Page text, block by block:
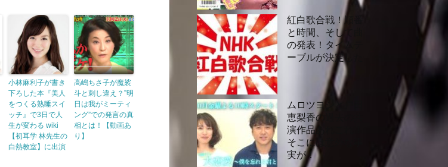
小林麻利子が書き
下ろした本『美人
をつくる熟睡スイ
ッチ』で3日で人
生が変わる wiki
【初耳学 林先生の
白熱教室】に出演
高嶋ちさ子が魔裟
斗と刺し違え？”明
日は我がミーティ
ング”での発言の真
相とは！【動画あ
り】
紅白歌合戦！順番
と時間、そして曲
の発表！タイムテ
ーブルが決定した
ムロツヨシと戸田
恵梨香の過去の共
演作品あれこれ！
そこには意外な事
実が！